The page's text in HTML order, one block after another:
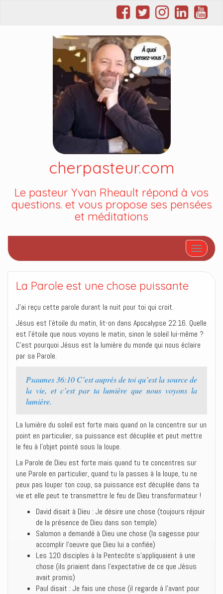
cherpasteur.com
Le pasteur Yvan Rheault répond à vos
questions. et vous propose ses pensées
et méditations
Afficher/
La Parole est une chose puissante
J’ai reçu cette parole durant la nuit pour toi qui croit.
Jésus est l’étoile du matin, lit-on dans Apocalypse 22:16. Quelle
est l’étoile que nous voyons le matin, sinon le soleil lui-même ?
C’est pourquoi Jésus est la lumière du monde qui nous éclaire
par sa Parole.
Psaumes 36:10 C’est auprès de toi qu’est la source de
la vie, et c’est par ta lumière que nous voyons la
lumière.
La lumière du soleil est forte mais quand on la concentre sur un
point en particulier, sa puissance est décuplée et peut mettre
le feu à l’objet pointé sous la loupe.
La Parole de Dieu est forte mais quand tu te concentres sur
une Parole en particulier, quand tu la passes à la loupe, tu ne
peux pas louper ton coup, sa puissance est décuplée dans ta
vie et elle peut te transmettre le feu de Dieu transformateur !
David disait à Dieu : Je désire une chose (toujours réjouir
de la présence de Dieu dans son temple)
Salomon a demandé à Dieu une chose (la sagesse pour
accomplir l’oeuvre que Dieu lui a confiée)
Les 120 disciples à la Pentecôte s’appliquaient à une
chose (ils priaient dans l’expectative de ce que Jésus
avait promis)
Paul disait : Je fais une chose (il regarde à l’avant pour